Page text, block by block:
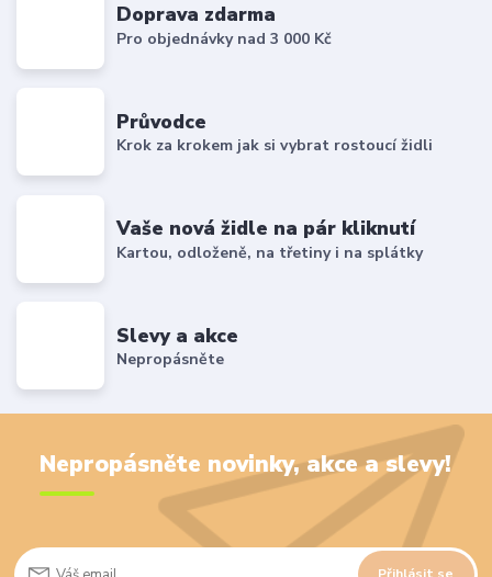
Doprava zdarma
Pro objednávky nad 3 000 Kč
Průvodce
Krok za krokem jak si vybrat rostoucí židli
Vaše nová židle na pár kliknutí
Kartou, odloženě, na třetiny i na splátky
Slevy a akce
Nepropásněte
Nepropásněte novinky, akce a slevy!